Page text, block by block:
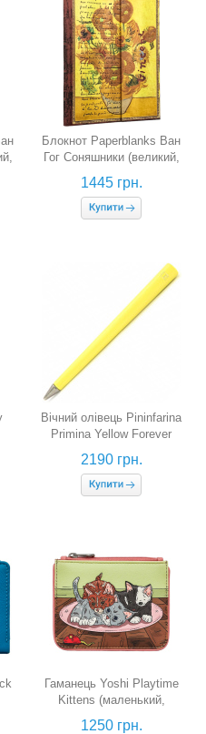
Блокнот Paperblanks Ван
Гог Соняшники (великий,
нелінований)
1445 грн.
Вічний олівець Pininfarina
Primina Yellow Forever
(яскраво-жовтий)
2190 грн.
Гаманець Yoshi Playtime
Kittens (маленький,
рожевий)
1250 грн.